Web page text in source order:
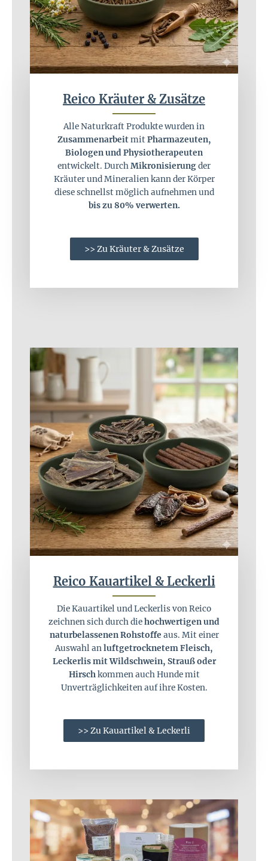
Reico Kräuter & Zusätze
Alle Naturkraft Produkte wurden in
ZusammenarbeitmitPharmazeuten,
Biologen und Physiotherapeuten
entwickelt. DurchMikronisierungder
Kräuter und Mineralien kann der Körper
diese schnellst möglich aufnehmen und
bis zu 80% verwerten.
>> Zu Kräuter & Zusätze
Reico Kauartikel & Leckerli
Die Kauartikel und Leckerlis von Reico
zeichnen sich durch diehochwertigen und
naturbelassenen Rohstoffe aus. Mit einer
Auswahl anluftgetrocknetem Fleisch,
Leckerlis mit Wildschwein, Strauß oder
Hirschkommen auch Hunde mit
Unverträglichkeiten auf ihre Kosten.
>> Zu Kauartikel & Leckerli